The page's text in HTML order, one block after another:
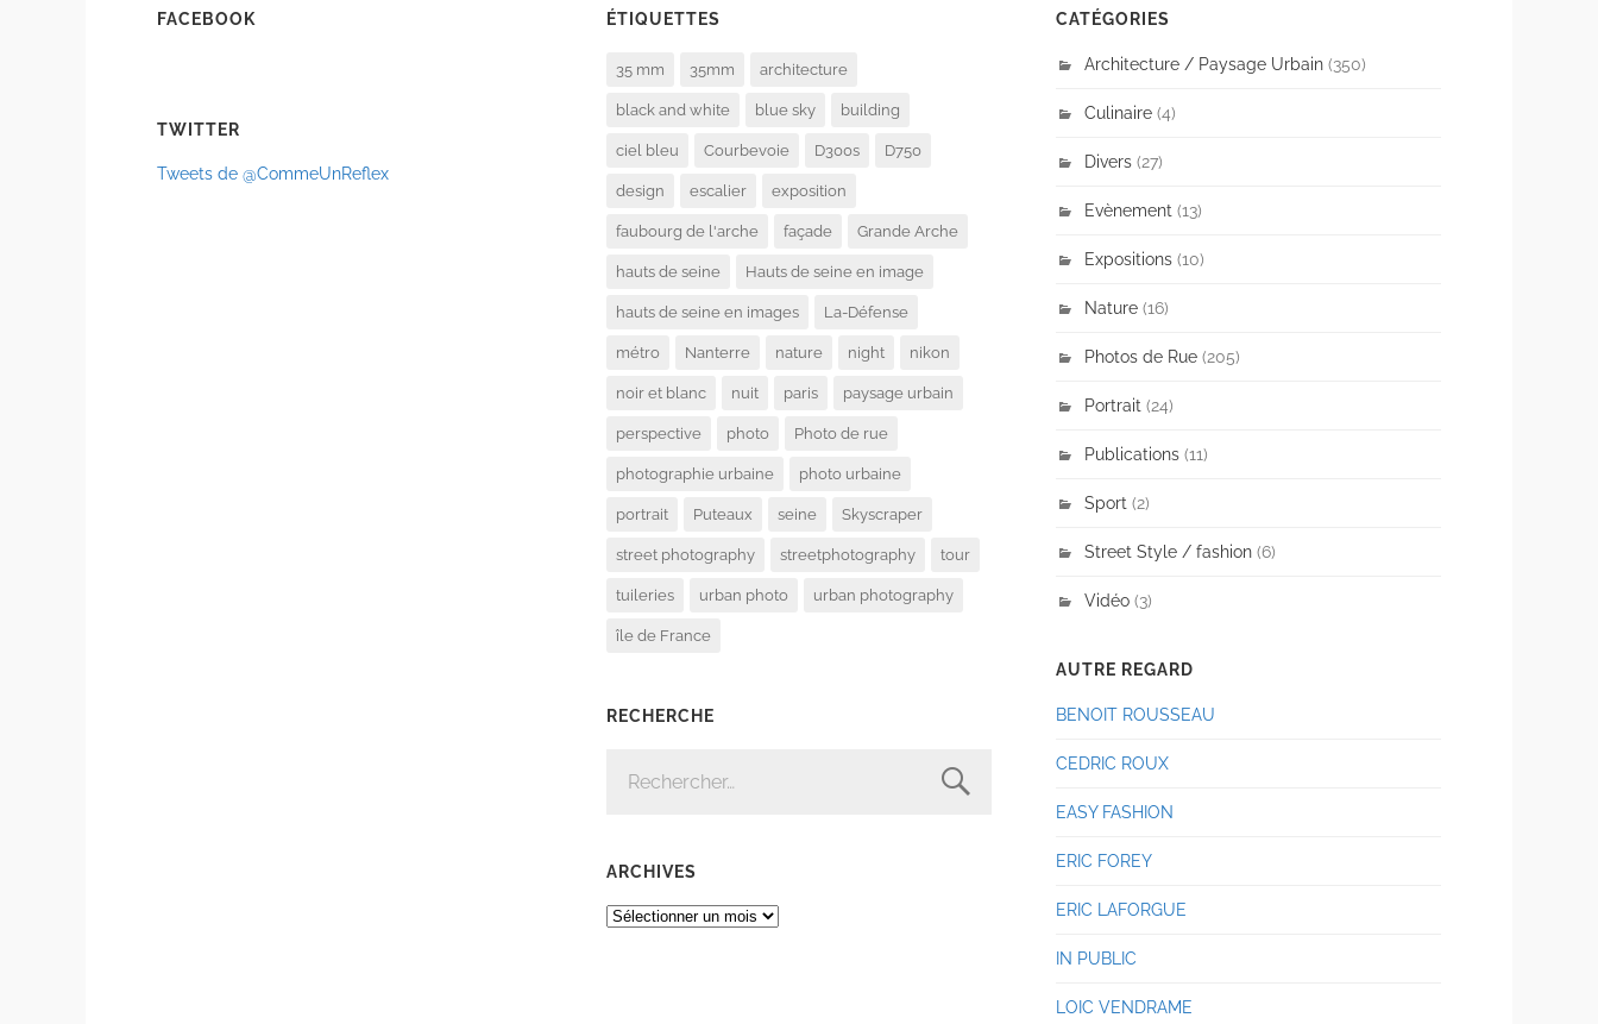
FACEBOOK
TWITTER
Tweets de @CommeUnReflex
ÉTIQUETTES
35 mm 35mm architecture
black and white blue sky building
ciel bleu Courbevoie D300s D750
design escalier exposition
faubourg de l'arche façade Grande Arche
hauts de seine Hauts de seine en image
hauts de seine en images La-Défense
métro Nanterre nature night nikon
noir et blanc nuit paris paysage urbain
perspective photo Photo de rue
photographie urbaine photo urbaine
portrait Puteaux seine Skyscraper
street photography streetphotography tour
tuileries urban photo urban photography
île de France
RECHERCHE
ARCHIVES
ARCHIVES
CATÉGORIES
Architecture / Paysage Urbain (350)
Culinaire (4)
Divers (27)
Evènement (13)
Expositions (10)
Nature (16)
Photos de Rue (205)
Portrait (24)
Publications (11)
Sport (2)
Street Style / fashion (6)
Vidéo (3)
AUTRE REGARD
BENOIT ROUSSEAU
CEDRIC ROUX
EASY FASHION
ERIC FOREY
ERIC LAFORGUE
IN PUBLIC
LOIC VENDRAME